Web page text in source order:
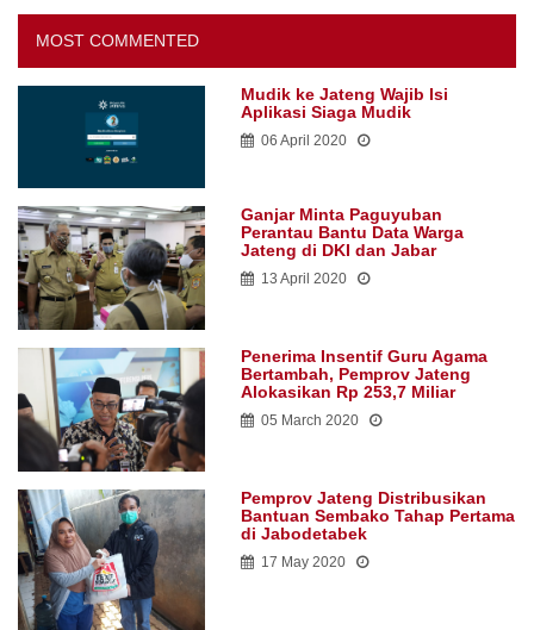
MOST COMMENTED
Mudik ke Jateng Wajib Isi
Aplikasi Siaga Mudik
06 April 2020
Ganjar Minta Paguyuban
Perantau Bantu Data Warga
Jateng di DKI dan Jabar
13 April 2020
Penerima Insentif Guru Agama
Bertambah, Pemprov Jateng
Alokasikan Rp 253,7 Miliar
05 March 2020
Pemprov Jateng Distribusikan
Bantuan Sembako Tahap Pertama
di Jabodetabek
17 May 2020